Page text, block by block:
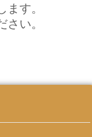
す。
さい。